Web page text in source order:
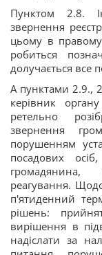
Пунктом 2.8.
звернення
цьому в
робиться
долучається все
А пунктами 2.9.,
керівник
ретельно
звернення
порушенням
посадових
громадянина,
реагування.
п'ятиденний
рішень:
вирішення в
надіслати за